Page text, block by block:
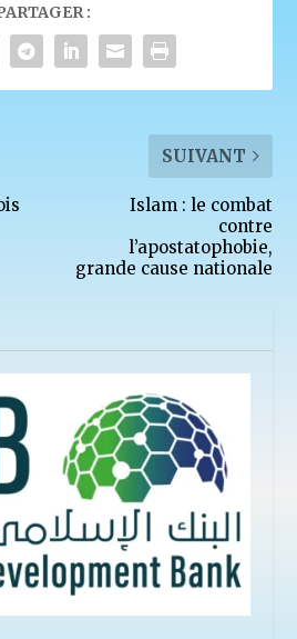
:
SUIVANT
Islam : le combat
contre
l’apostatophobie,
grande cause nationale